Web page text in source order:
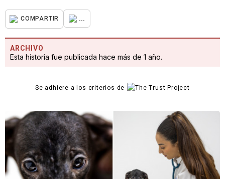
COMPARTIR ...
ARCHIVO
Esta historia fue publicada hace más de 1 año.
Se adhiere a los criterios de